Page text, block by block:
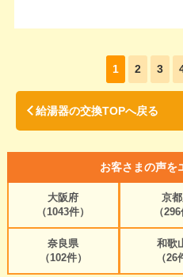
1 2 3
給湯器の交換TOPへ戻る
お客さまの声を
大阪府
（1043件）
京
（296
奈良県
（102件）
和歌
（26